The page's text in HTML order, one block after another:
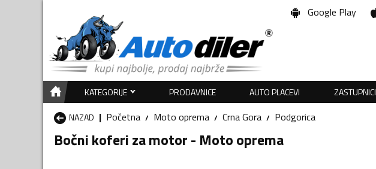
Google Play
KATEGORIJE PRODAVNICE AUTO PLACEVI ZASTUPNICI
NAZAD
Početna Moto oprema Crna Gora Podgorica
Bočni koferi za motor - Moto oprema